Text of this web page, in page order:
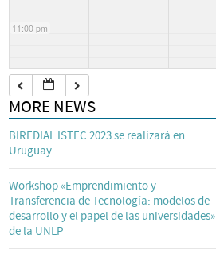
11:00 pm
MORE NEWS
BIREDIAL ISTEC 2023 se realizará en
Uruguay
Workshop «Emprendimiento y
Transferencia de Tecnología: modelos de
desarrollo y el papel de las universidades»
de la UNLP